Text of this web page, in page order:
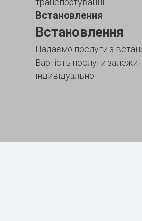
транспортуванні.
Встановлення
Встановлення
Надаємо послуги з
Вартість послуги
індивідуально.